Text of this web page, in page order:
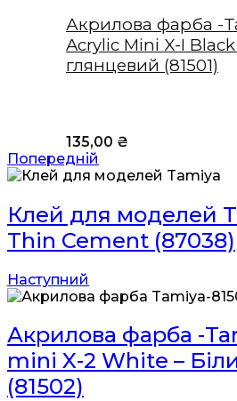
Акрилова фарба -
Acrylic Mini X-I
глянцевий (81501)
135,00 ₴
Попередній
Клей для моделей
Thin Cement (87038)
Наступний
Акрилова фарба -
mini X-2 White –
(81502)